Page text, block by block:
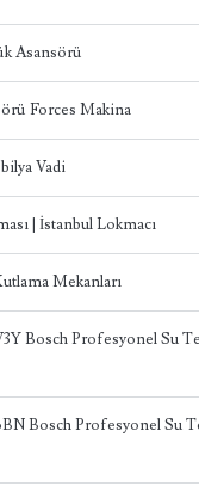
Asansörü
Forces Makina
Vadi
| İstanbul Lokmacı
Mekanları
Bosch Profesyonel Su
Bosch Profesyonel Su